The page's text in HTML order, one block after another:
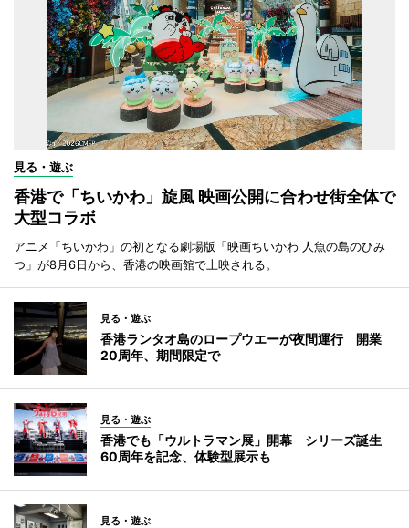
見る・遊ぶ
香港で「ちいかわ」旋風 映画公開に合わせ街全体で
大型コラボ
アニメ「ちいかわ」の初となる劇場版「映画ちいかわ 人魚の島のひみ
つ」が8月6日から、香港の映画館で上映される。
見る・遊ぶ
香港ランタオ島のロープウエーが夜間運行 開業
20周年、期間限定で
見る・遊ぶ
香港でも「ウルトラマン展」開幕 シリーズ誕生
60周年を記念、体験型展示も
見る・遊ぶ